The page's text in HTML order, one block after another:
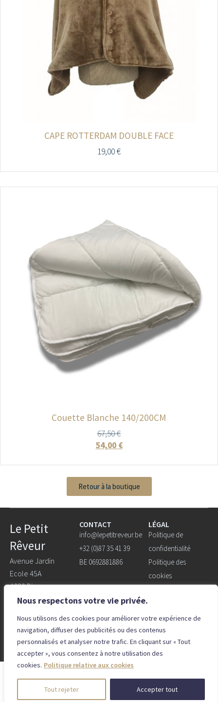
Nous respectons votre vie privée.
Nous utilisons des cookies pour améliorer votre expérience de
navigation, diffuser des publicités ou des contenus
personnalisés et analyser notre trafic. En cliquant sur « Tout
accepter », vous consentez à notre utilisation des
cookies. Politique relative aux cookies
Tout rejeter Accepter tout
CAPE ROTTERDAM DOUBLE FACE
19,00€
Couette Blanche 140/200CM
67,50€
54,00 €
Retour à la boutique
Le Petit
Rêveur
Avenue Jardin
Ecole 45A
4820 Dison
Ouvert du lundi au
samedi de 9h30 à
18H.
CONTACT
info@lepetitreveur.be
+32 (0)87 35 41 39
BE 0692881886
LÉGAL
Politique de
confidentialité
Politique des
cookies
© 2026 Le Petit Rêveur – Designed
Bluetime– Bluebook